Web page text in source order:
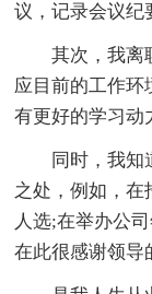
议，记录会议纪
其次，我离
应目前的工作环
有更好的学习动
同时，我
之处，例如，在
人选;在举办公
在此很感谢领导